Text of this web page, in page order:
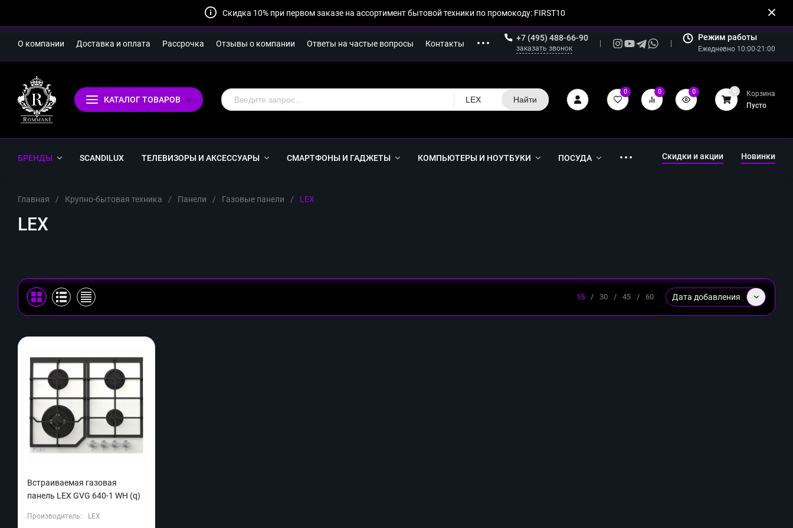
Скидка 10% при первом заказе на ассортимент бытовой техники по промокоду: FIRST10
О компании Доставка и оплата Рассрочка Отзывы о компании Ответы на частые вопросы Контакты
+7 (495) 488-66-90
заказать звонок
Режим работы
Ежедневно 10:00-21:00
КАТАЛОГ ТОВАРОВ LEX Найти
0 0 0 0
Корзина
Пусто
БРЕНДЫ SCANDILUX ТЕЛЕВИЗОРЫ И АКСЕССУАРЫ СМАРТФОНЫ И ГАДЖЕТЫ КОМПЬЮТЕРЫ И НОУТБУКИ ПОСУДА Скидки и акции Новинки
Главная / Крупно-бытовая техника / Панели / Газовые панели / LEX
LEX
15 / 30 / 45 / 60 Дата добавления
Встраиваемая газовая
панель LEX GVG 640-1 WH (q)
Производитель: LEX